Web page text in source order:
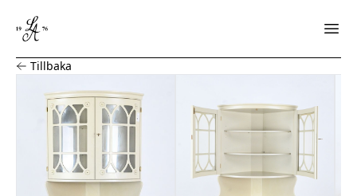
Hörnskåp med vitrinöverdel, Gustaviansk stil
Tillbaka